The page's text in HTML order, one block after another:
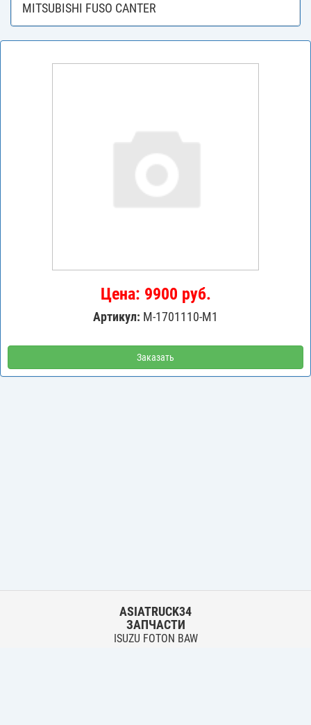
MITSUBISHI FUSO CANTER
Цена: 9900 руб.
Артикул: M-1701110-M1
Заказать
ASIATRUCK34
ЗАПЧАСТИ
ISUZU FOTON BAW